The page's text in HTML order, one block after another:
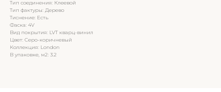
Тип соединения: Клеевой
Тип фактуры: Дерево
Тиснение: Есть
Фаска: 4V
Вид покрытия: LVT кварц-винил
Цвет: Серо-коричневый
Коллекция: London
В упаковке, м2: 3.2